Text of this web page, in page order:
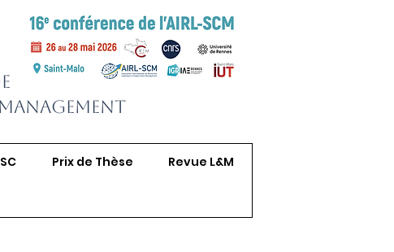
Prix de Thèse Revue L&M